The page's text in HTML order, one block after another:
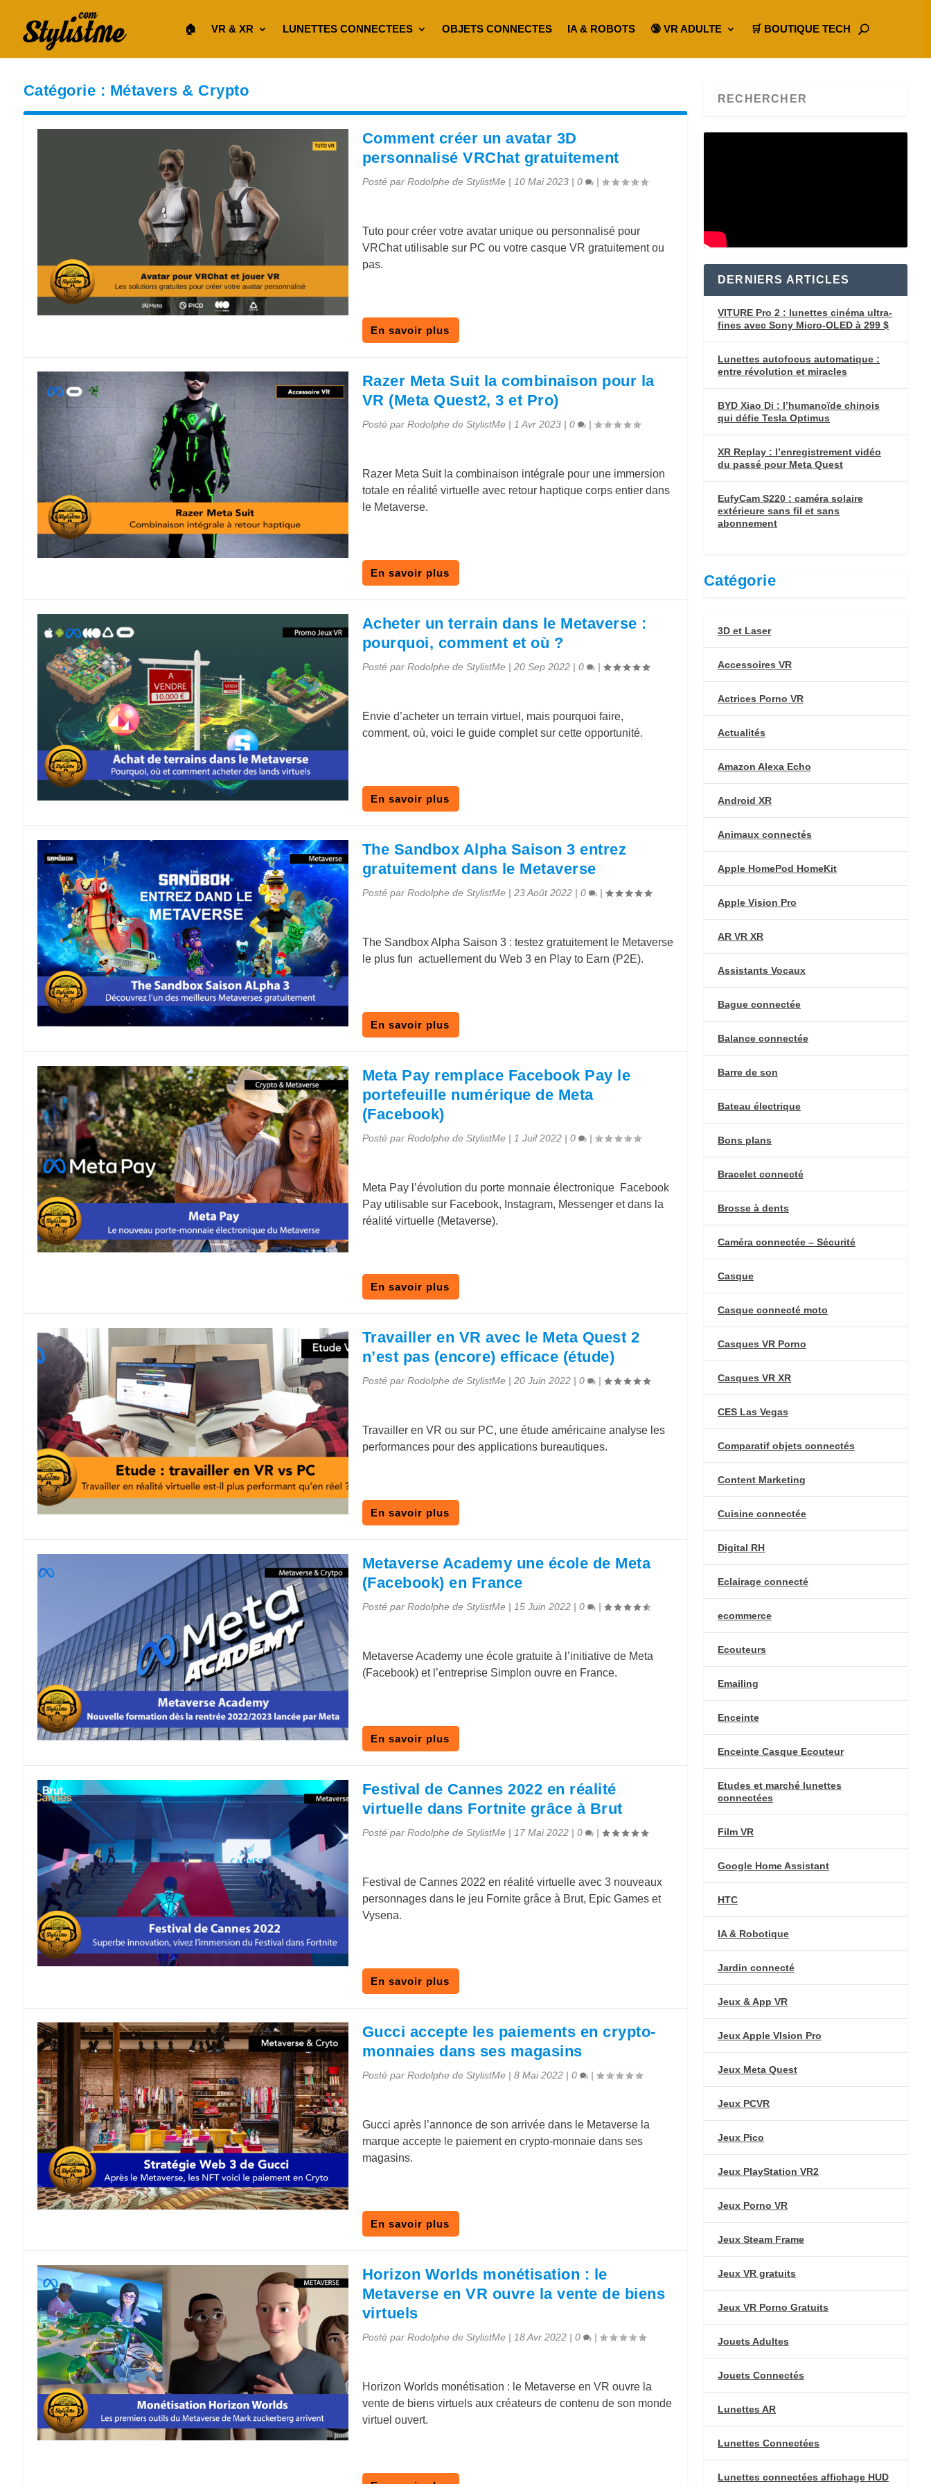
🏠︎ VR & XR LUNETTES CONNECTEES OBJETS CONNECTES IA & ROBOTS 🔞 VR ADULTE 🛒 BOUTIQUE TECH
Catégorie : Métavers & Crypto
Comment créer un avatar 3D
personnalisé VRChat gratuitement
Posté par Rodolphe de StylistMe| 10 Mai 2023| 0 |
Tuto pour créer votre avatar unique ou personnalisé pour
VRChat utilisable sur PC ou votre casque VR gratuitement ou
pas.
En savoir plus
Razer Meta Suit la combinaison pour la
VR (Meta Quest2, 3 et Pro)
Posté par Rodolphe de StylistMe| 1 Avr 2023| 0 |
Razer Meta Suit la combinaison intégrale pour une immersion
totale en réalité virtuelle avec retour haptique corps entier dans
le Metaverse.
En savoir plus
Acheter un terrain dans le Metaverse :
pourquoi, comment et où ?
Posté par Rodolphe de StylistMe| 20 Sep 2022| 0 |
Envie d’acheter un terrain virtuel, mais pourquoi faire,
comment, où, voici le guide complet sur cette opportunité.
En savoir plus
The Sandbox Alpha Saison 3 entrez
gratuitement dans le Metaverse
Posté par Rodolphe de StylistMe| 23 Août 2022| 0 |
The Sandbox Alpha Saison 3 : testez gratuitement le Metaverse
le plus fun actuellement du Web 3 en Play to Earn (P2E).
En savoir plus
Meta Pay remplace Facebook Pay le
portefeuille numérique de Meta
(Facebook)
Posté par Rodolphe de StylistMe| 1 Juil 2022| 0 |
Meta Pay l’évolution du porte monnaie électronique Facebook
Pay utilisable sur Facebook, Instagram, Messenger et dans la
réalité virtuelle (Metaverse).
En savoir plus
Travailler en VR avec le Meta Quest 2
n’est pas (encore) efficace (étude)
Posté par Rodolphe de StylistMe| 20 Juin 2022| 0 |
Travailler en VR ou sur PC, une étude américaine analyse les
performances pour des applications bureautiques.
En savoir plus
Metaverse Academy une école de Meta
(Facebook) en France
Posté par Rodolphe de StylistMe| 15 Juin 2022| 0 |
Metaverse Academy une école gratuite à l’initiative de Meta
(Facebook) et l’entreprise Simplon ouvre en France.
En savoir plus
Festival de Cannes 2022 en réalité
virtuelle dans Fortnite grâce à Brut
Posté par Rodolphe de StylistMe| 17 Mai 2022| 0 |
Festival de Cannes 2022 en réalité virtuelle avec 3 nouveaux
personnages dans le jeu Fornite grâce à Brut, Epic Games et
Vysena.
En savoir plus
Gucci accepte les paiements en crypto-
monnaies dans ses magasins
Posté par Rodolphe de StylistMe| 8 Mai 2022| 0 |
Gucci après l’annonce de son arrivée dans le Metaverse la
marque accepte le paiement en crypto-monnaie dans ses
magasins.
En savoir plus
Horizon Worlds monétisation : le
Metaverse en VR ouvre la vente de biens
virtuels
Posté par Rodolphe de StylistMe| 18 Avr 2022| 0 |
Horizon Worlds monétisation : le Metaverse en VR ouvre la
vente de biens virtuels aux créateurs de contenu de son monde
virtuel ouvert.
DERNIERS ARTICLES
VITURE Pro 2 : lunettes cinéma ultra-
fines avec Sony Micro-OLED à 299 $
Lunettes autofocus automatique :
entre révolution et miracles
BYD Xiao Di : l’humanoïde chinois
qui défie Tesla Optimus
XR Replay : l’enregistrement vidéo
du passé pour Meta Quest
EufyCam S220 : caméra solaire
extérieure sans fil et sans
abonnement
Catégorie
3D et Laser
Accessoires VR
Actrices Porno VR
Actualités
Amazon Alexa Echo
Android XR
Animaux connectés
Apple HomePod HomeKit
Apple Vision Pro
AR VR XR
Assistants Vocaux
Bague connectée
Balance connectée
Barre de son
Bateau électrique
Bons plans
Bracelet connecté
Brosse à dents
Caméra connectée – Sécurité
Casque
Casque connecté moto
Casques VR Porno
Casques VR XR
CES Las Vegas
Comparatif objets connectés
Content Marketing
Cuisine connectée
Digital RH
Eclairage connecté
ecommerce
Ecouteurs
Emailing
Enceinte
Enceinte Casque Ecouteur
Etudes et marché lunettes
connectées
Film VR
Google Home Assistant
HTC
IA & Robotique
Jardin connecté
Jeux & App VR
Jeux Apple VIsion Pro
Jeux Meta Quest
Jeux PCVR
Jeux Pico
Jeux PlayStation VR2
Jeux Porno VR
Jeux Steam Frame
Jeux VR gratuits
Jeux VR Porno Gratuits
Jouets Adultes
Jouets Connectés
Lunettes AR
Lunettes Connectées
Lunettes connectées affichage HUD